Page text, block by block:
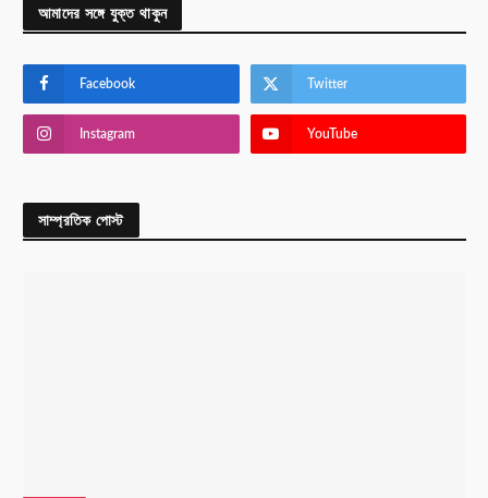
আমাদের সঙ্গে যুক্ত থাকুন
Facebook Twitter
Instagram YouTube
সাম্প্রতিক পোস্ট